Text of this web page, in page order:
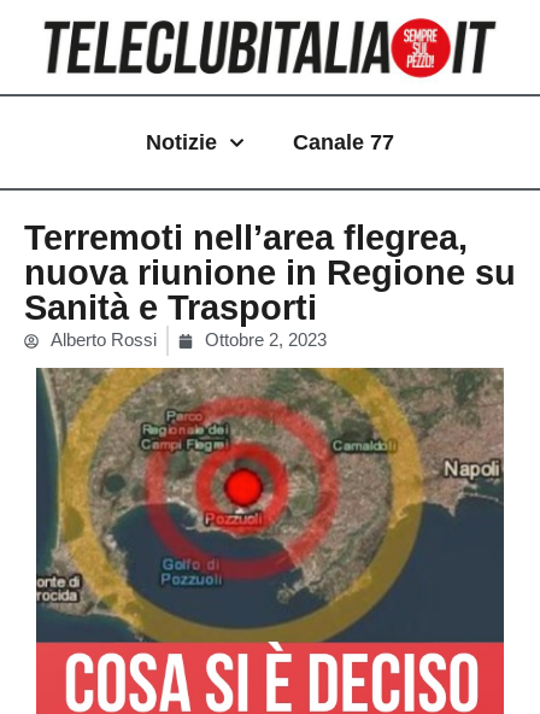
contenuto
Notizie Canale 77
Terremoti nell’area flegrea,
nuova riunione in Regione su
Sanità e Trasporti
Alberto Rossi Ottobre 2, 2023